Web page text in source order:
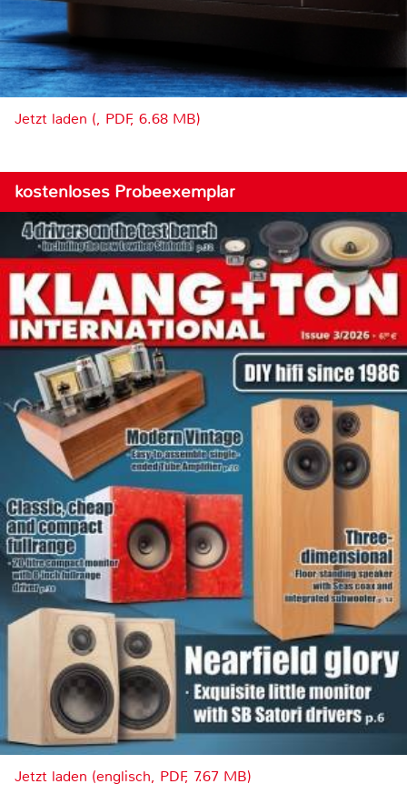
Jetzt laden (, PDF, 6.68 MB)
kostenloses Probeexemplar
Jetzt laden (englisch, PDF, 7.67 MB)